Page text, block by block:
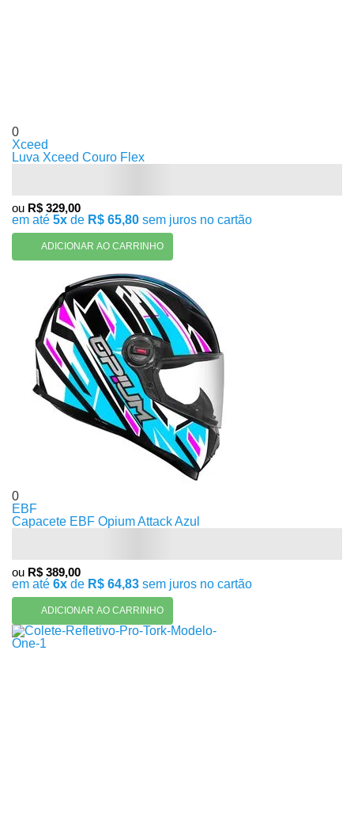
0
Xceed
Luva Xceed Couro Flex
ou R$ 329,00
em até 5x de R$ 65,80 sem juros no cartão
ADICIONAR AO CARRINHO
0
EBF
Capacete EBF Opium Attack Azul
ou R$ 389,00
em até 6x de R$ 64,83 sem juros no cartão
ADICIONAR AO CARRINHO